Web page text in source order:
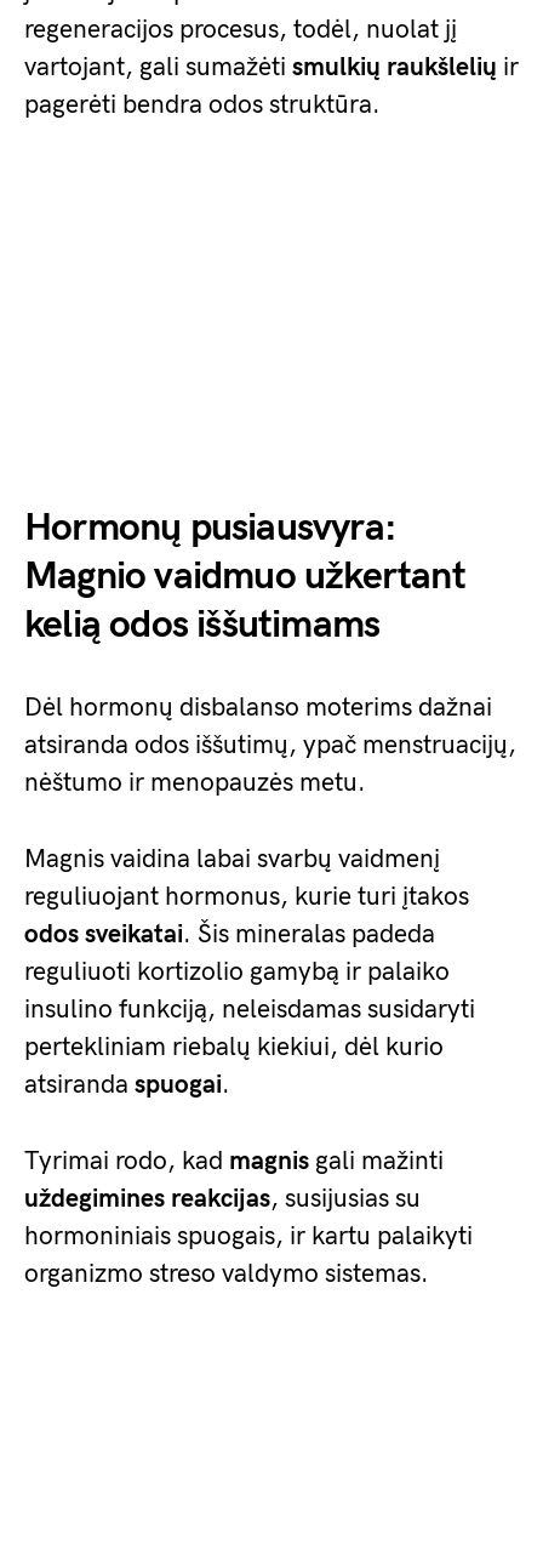
regeneracijos procesus, todėl, nuolat jį
vartojant, gali sumažėti smulkių raukšlelių ir
pagerėti bendra odos struktūra.
Hormonų pusiausvyra:
Magnio vaidmuo užkertant
kelią odos iššutimams
Dėl hormonų disbalanso moterims dažnai
atsiranda odos iššutimų, ypač menstruacijų,
nėštumo ir menopauzės metu.
Magnis vaidina labai svarbų vaidmenį
reguliuojant hormonus, kurie turi įtakos
odos sveikatai. Šis mineralas padeda
reguliuoti kortizolio gamybą ir palaiko
insulino funkciją, neleisdamas susidaryti
pertekliniam riebalų kiekiui, dėl kurio
atsiranda spuogai.
Tyrimai rodo, kad magnis gali mažinti
uždegimines reakcijas, susijusias su
hormoniniais spuogais, ir kartu palaikyti
organizmo streso valdymo sistemas.